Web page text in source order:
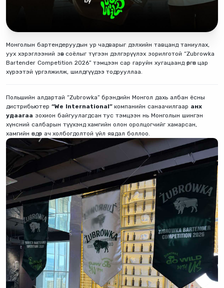
Монголын бартендеруудын ур чадварыг дэлхийн тавцанд таниулах,
уух хэрэглээний зөв соёлыг түгээн дэлгэрүүлэх зорилготой “Zubrowka
Bartender Competition 2026” тэмцээн сар гаруйн хугацаанд өргөн цар
хүрээтэй үргэлжилж, шилдгүүдээ тодрууллаа.
Польшийн алдартай “Zubrowka” брэндийн Монгол дахь албан ёсны
дистрибьютер “We International”компанийн санаачилгаар анх
удаагаа зохион байгуулагдсан тус тэмцээн нь Монголын шингэн
хүнсний салбарын түүхэнд хамгийн олон оролцогчийг хамарсан,
хамгийн өндөр ач холбогдолтой үйл явдал боллоо.